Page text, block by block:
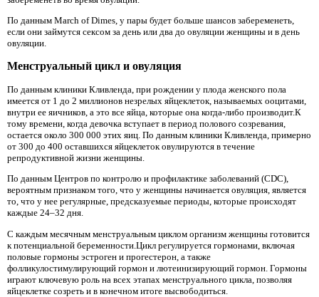
По данным March of Dimes, у пары будет больше шансов забеременеть,
если они займутся сексом за день или два до овуляции женщины и в день
овуляции.
Менструальный цикл и овуляция
По данным клиники Кливленда, при рождении у плода женского пола
имеется от 1 до 2 миллионов незрелых яйцеклеток, называемых ооцитами,
внутри ее яичников, а это все яйца, которые она когда-либо производит.К
тому времени, когда девочка вступает в период полового созревания,
остается около 300 000 этих яиц. По данным клиники Кливленда, примерно
от 300 до 400 оставшихся яйцеклеток овулируются в течение
репродуктивной жизни женщины.
По данным Центров по контролю и профилактике заболеваний (CDC),
вероятным признаком того, что у женщины начинается овуляция, является
то, что у нее регулярные, предсказуемые периоды, которые происходят
каждые 24–32 дня.
С каждым месячным менструальным циклом организм женщины готовится
к потенциальной беременности.Цикл регулируется гормонами, включая
половые гормоны эстроген и прогестерон, а также
фолликулостимулирующий гормон и лютеинизирующий гормон. Гормоны
играют ключевую роль на всех этапах менструального цикла, позволяя
яйцеклетке созреть и в конечном итоге высвободиться.